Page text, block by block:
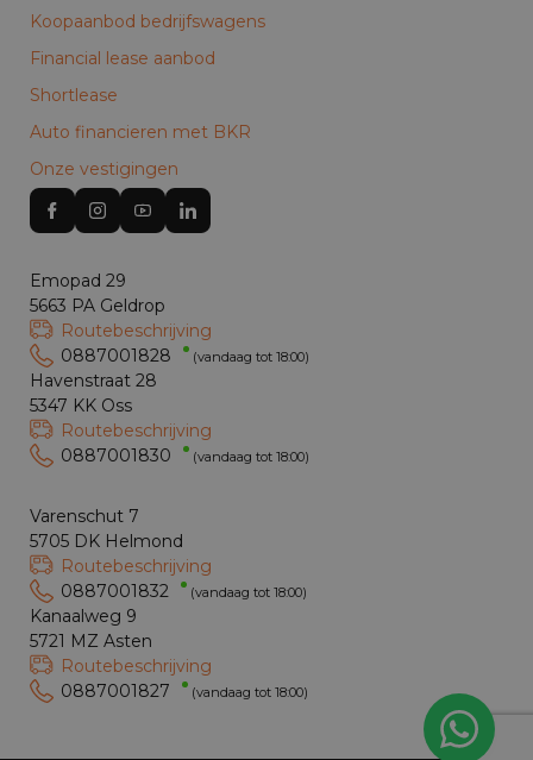
Koopaanbod bedrijfswagens
Financial lease aanbod
Shortlease
Auto financieren met BKR
Onze vestigingen
Emopad 29
5663 PA Geldrop
Routebeschrijving
0887001828
(vandaag tot 18:00)
Havenstraat 28
5347 KK Oss
Routebeschrijving
0887001830
(vandaag tot 18:00)
Varenschut 7
5705 DK Helmond
Routebeschrijving
0887001832
(vandaag tot 18:00)
Kanaalweg 9
5721 MZ Asten
Routebeschrijving
0887001827
(vandaag tot 18:00)